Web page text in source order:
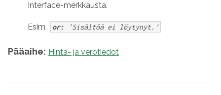
Interface-merkkausta.
Esim. or: 'Sisältöä ei löytynyt.'
Pääaihe: Hinta- ja verotiedot